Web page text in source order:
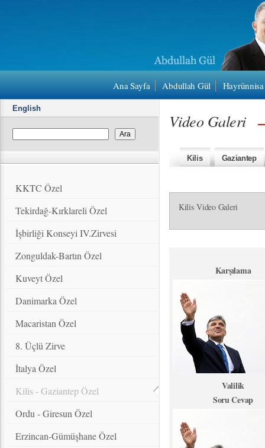
Ana Sayfa Abdullah Gül
English
KKTC Özel
Tekirdağ-Kırklareli Özel
İşbirliği Konseyi IV.Zirvesi
Zonguldak-Bartın Özel
Kuveyt Özel
Danimarka Özel
Macaristan Özel
8. Üçlü Zirve
İtalya Özel
Kilis - Gaziantep Özel
Ordu - Giresun Özel
Erzincan-Gümüşhane Özel
Video Galeri
Kilis Gaziantep
Kilis Video Galeri
Karşılama
Valilik
Soru Cevap